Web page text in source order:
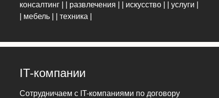
консалтинг | | развлечения | | искусство | | услуги |
| мебель | | техника |
IT-компании
Сотрудничаем с IT-компаниями по договору